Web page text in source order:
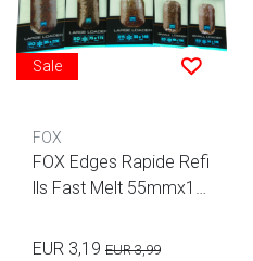
Sale
FOX
FOX Edges Rapide Refi
lls Fast Melt 55mmx12
EUR 3,19 EUR 3,99